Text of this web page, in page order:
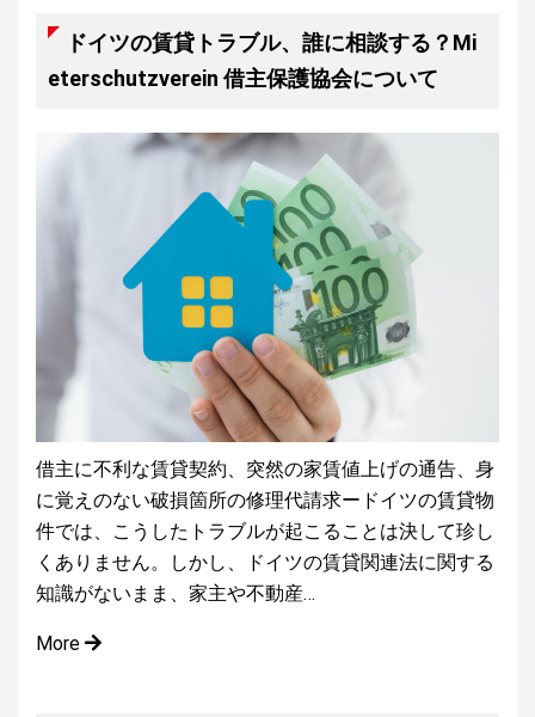
ドイツの賃貸トラブル、誰に相談する？Mi
eterschutzverein 借主保護協会について
借主に不利な賃貸契約、突然の家賃値上げの通告、身
に覚えのない破損箇所の修理代請求ードイツの賃貸物
件では、こうしたトラブルが起こることは決して珍し
くありません。しかし、ドイツの賃貸関連法に関する
知識がないまま、家主や不動産…
More